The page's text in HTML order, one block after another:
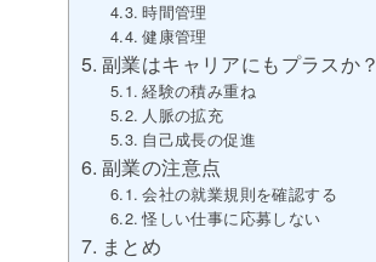
時間管理
健康管理
副業はキャリアにもプラスか？
経験の積み重ね
人脈の拡充
自己成長の促進
副業の注意点
会社の就業規則を確認する
怪しい仕事に応募しない
まとめ